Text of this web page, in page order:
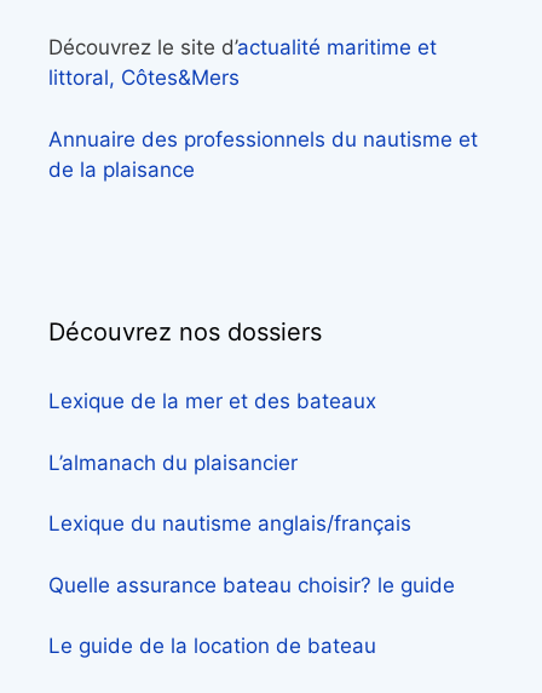
Découvrez le site d’actualité maritime et
littoral, Côtes&Mers
Annuaire des professionnels du nautisme et
de la plaisance
Découvrez nos dossiers
Lexique de la mer et des bateaux
L’almanach du plaisancier
Lexique du nautisme anglais/français
Quelle assurance bateau choisir? le guide
Le guide de la location de bateau